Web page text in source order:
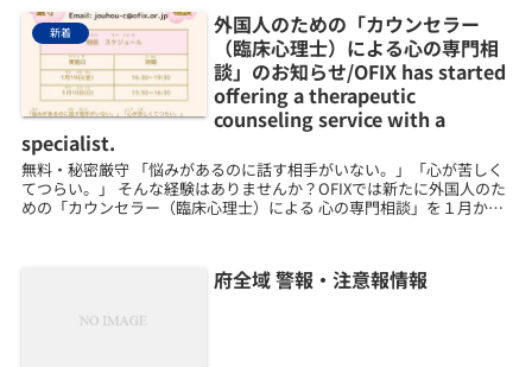
新着
外国人のための「カウンセラー
（臨床心理士）による心の専門相
談」のお知らせ/OFIX has started
offering a therapeutic
counseling service with a
specialist.
無料・秘密厳守 「悩みがあるのに話す相手がいない。」「心が苦しく
てつらい。」 そんな経験はありませんか？OFIXでは新たに外国人のた
めの「カウンセラー（臨床心理士）による 心の専門相談」を１月から
府全域 警報・注意報情報